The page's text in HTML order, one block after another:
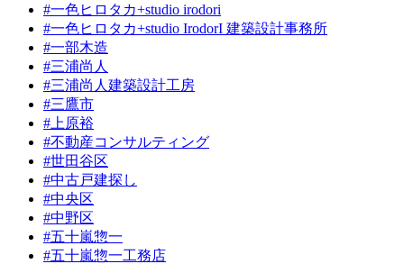
#一色ヒロタカ+studio irodori
#一色ヒロタカ+studio IrodorI 建築設計事務所
#一部木造
#三浦尚人
#三浦尚人建築設計工房
#三鷹市
#上原裕
#不動産コンサルティング
#世田谷区
#中古戸建探し
#中央区
#中野区
#五十嵐惣一
#五十嵐惣一工務店